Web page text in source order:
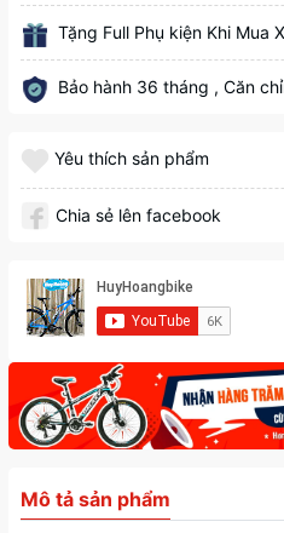
Tặng Full Phụ kiện Khi Mua
Bảo hành 36 tháng , Căn
Yêu thích sản phẩm
Chia sẻ lên facebook
Mô tả sản phẩm